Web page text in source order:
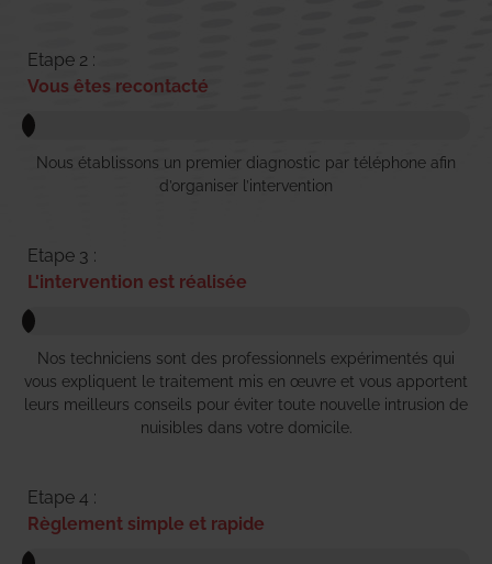
Etape 2 :
Vous êtes recontacté
Nous établissons un premier diagnostic par téléphone afin
d’organiser l’intervention
Etape 3 :
L'intervention est réalisée
Nos techniciens sont des professionnels expérimentés qui
vous expliquent le traitement mis en œuvre et vous apportent
leurs meilleurs conseils pour éviter toute nouvelle intrusion de
nuisibles dans votre domicile.
Etape 4 :
Règlement simple et rapide